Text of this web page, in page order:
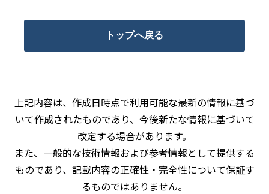
トップへ戻る
上記内容は、作成日時点で利用可能な最新の情報に基づ
いて作成されたものであり、今後新たな情報に基づいて
改定する場合があります。
また、一般的な技術情報および参考情報として提供する
ものであり、記載内容の正確性・完全性について保証す
るものではありません。